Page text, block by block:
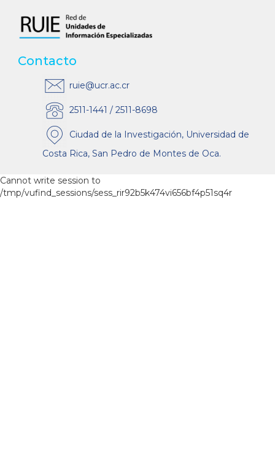
Contacto
ruie@ucr.ac.cr
2511-1441 / 2511-8698
Ciudad de la Investigación, Universidad de
Costa Rica, San Pedro de Montes de Oca.
Cannot write session to
/tmp/vufind_sessions/sess_rir92b5k474vi656bf4p51sq4r